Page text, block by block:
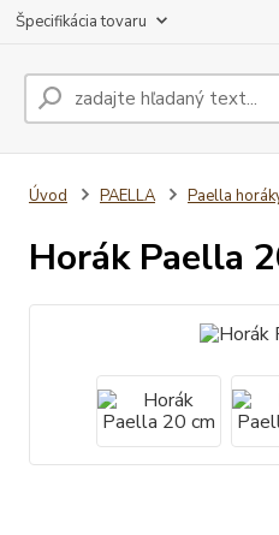
Špecifikácia tovaru
Úvod PAELLA Paella
Horák Paella